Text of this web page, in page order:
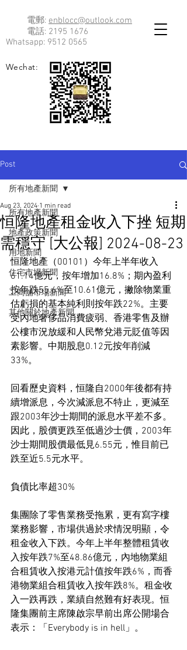
電郵: enblocc@outlook.com
電話: 2195 1676
Whatsapp: 9512 0565
Wechat:
Post
所有地產新聞
地產政策新聞
用地新聞
住宅市場新聞
工商舖市場新聞
其他關於地產新聞
所有地產新聞
恒隆地產租金收入下挫 短期
需穩守 [大公報] 2024-08-23
Aug 23, 2024 1 min read
恒隆地產（00101）今年上半年收入
61.14億元，按年增加16.8%；期內盈利
按年跌55.6%至10.61億元，撇除物業重
估虧損的基本純利則按年跌22%。主要
受內地奢侈品消費疲弱、香港零售及辦
公樓市況放緩和人民幣兌港元貶值等因
素影響。中期股息0.12元按年削減
33%。
回看歷史資料，恒隆自2000年後都有持
續增派息，今次減派息不特止，更減至
跟2003年沙士期間的派息水平差不多。
因此，股價更跌至低過沙士價，2003年
沙士期間股價最低見6.55元，惟目前已
跌至近5.5元水平。
負債比率超30%
集團除了零售業務受拖累，更有寫字樓
業務影響，市場供過於求情況明顯，令
租金收入下跌。今年上半年整體租賃收
入按年跌7%至48.86億元，內地物業組
合租賃收入按港元計值按年跌6%，而香
港物業組合租賃收入按年跌8%。租金收
入一跌再跌，業績自然難有好表現。恒
隆集團前主席陳啟宗早前出席公開場合
表示：「Everybody is in hell」。